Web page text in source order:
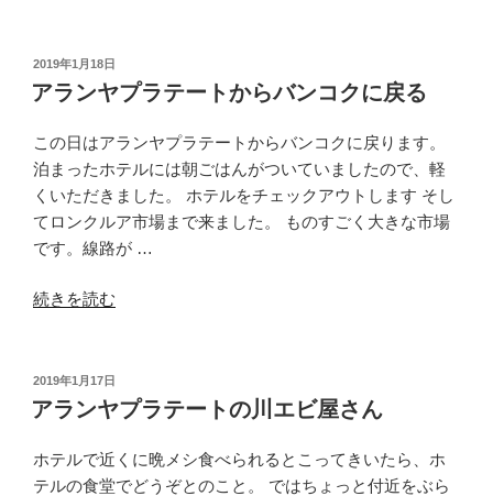
ン
グ・
ス
ト
ラ
ン”
の
ャ
ナ
リ
ー
へ”
の
投
稿
日:
2019年1月18日
アランヤプラテートからバンコクに戻る
この日はアランヤプラテートからバンコクに戻ります。
泊まったホテルには朝ごはんがついていましたので、軽
くいただきました。 ホテルをチェックアウトします そし
てロンクルア市場まで来ました。 ものすごく大きな市場
です。線路が …
“ア
ヤ
プ
テ
ー
続きを読む
投
稿
日:
2019年1月17日
アランヤプラテートの川エビ屋さん
ホテルで近くに晩メシ食べられるとこってきいたら、ホ
テルの食堂でどうぞとのこと。 ではちょっと付近をぶら